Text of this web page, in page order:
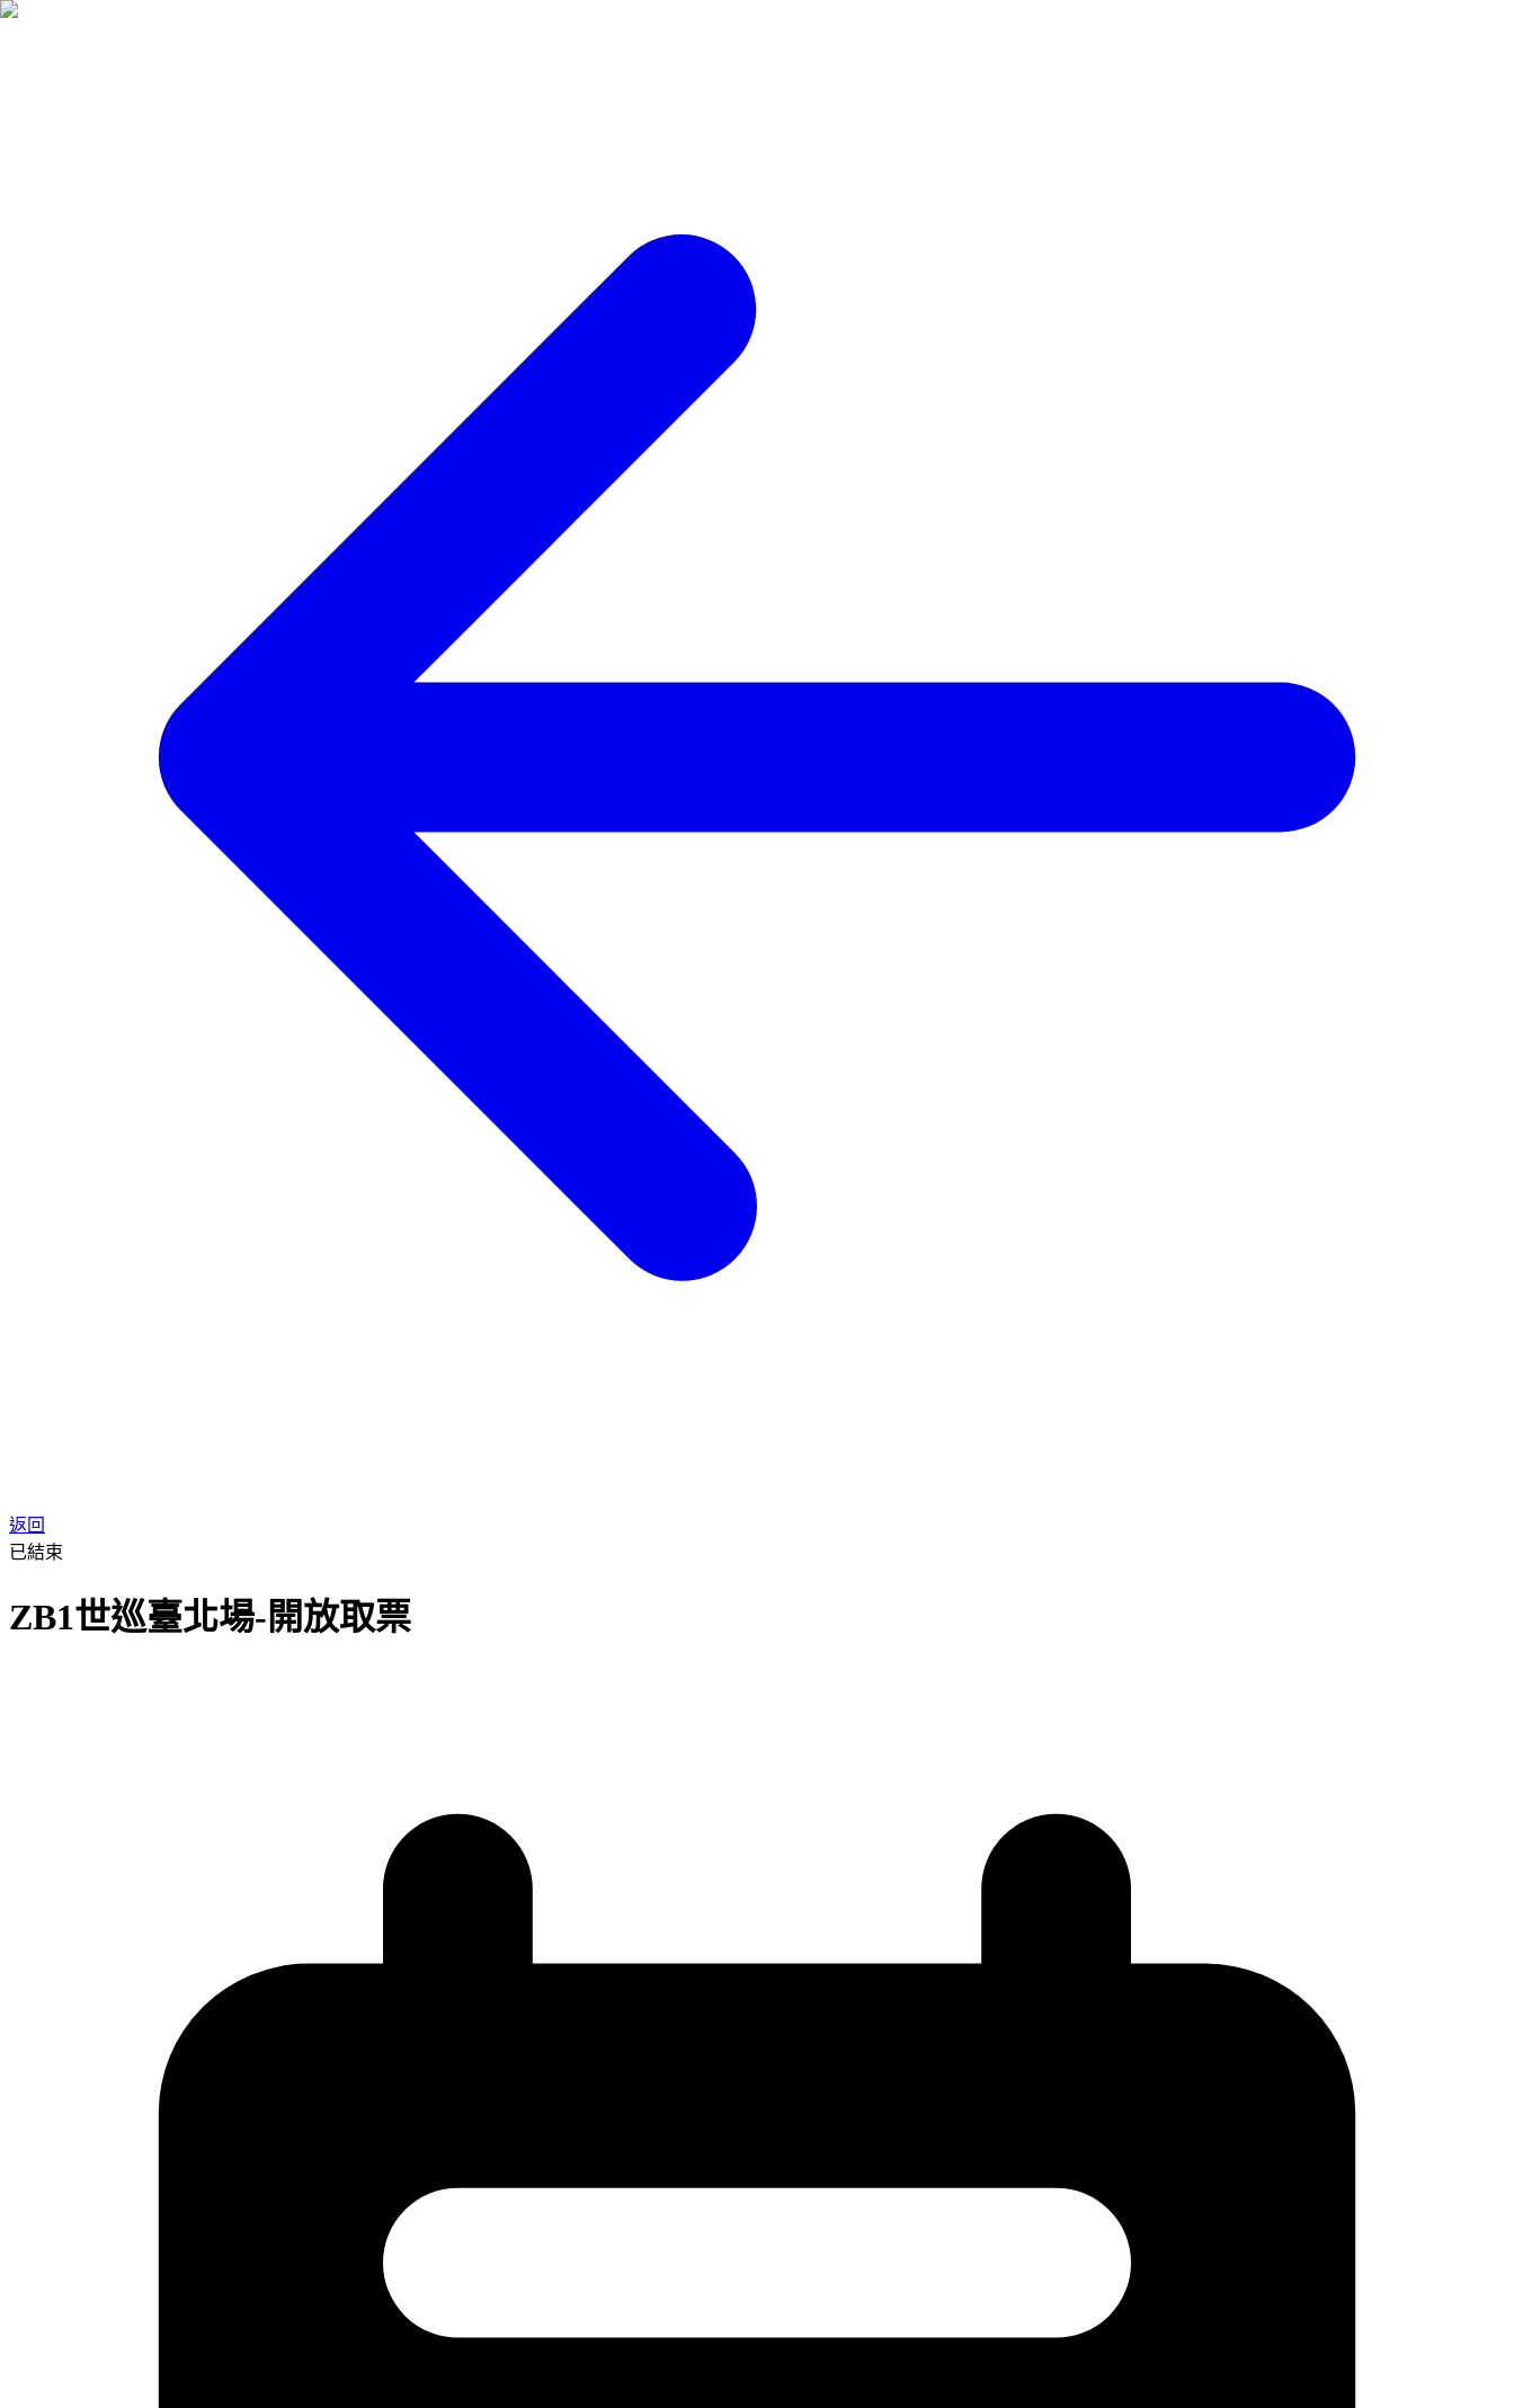
返回
已結束
ZB1世巡臺北場-開放取票